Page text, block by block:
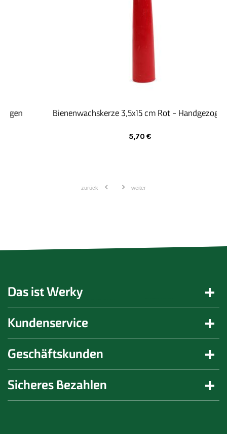
längst hinter echter Professionalität zurücktreten.
Bienenwachskerze 3,5x15 cm Rot - Handgezogen
zurück weiter
Das ist Werky
Kundenservice
Geschäftskunden
Sicheres Bezahlen